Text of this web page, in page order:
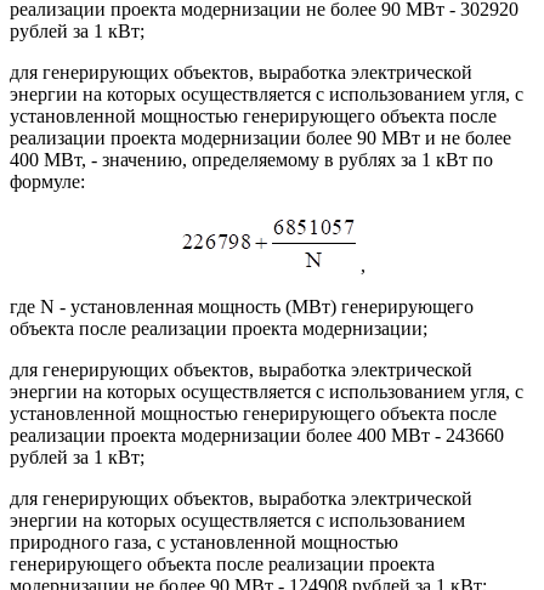
реализации проекта модернизации не более 90 МВт - 302920
рублей за 1 кВт;
для генерирующих объектов, выработка электрической
энергии на которых осуществляется с использованием угля, с
установленной мощностью генерирующего объекта после
реализации проекта модернизации более 90 МВт и не более
400 МВт, - значению, определяемому в рублях за 1 кВт по
формуле:
,
где N - установленная мощность (МВт) генерирующего
объекта после реализации проекта модернизации;
для генерирующих объектов, выработка электрической
энергии на которых осуществляется с использованием угля, с
установленной мощностью генерирующего объекта после
реализации проекта модернизации более 400 МВт - 243660
рублей за 1 кВт;
для генерирующих объектов, выработка электрической
энергии на которых осуществляется с использованием
природного газа, с установленной мощностью
генерирующего объекта после реализации проекта